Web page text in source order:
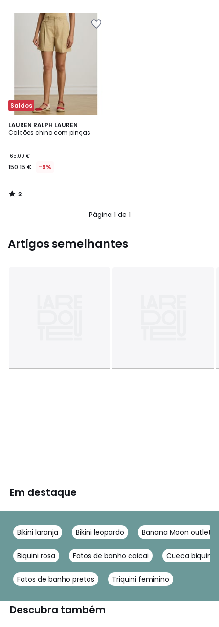
aplicado.
Saldos
LAUREN RALPH LAUREN
Calções chino com pinças
165.00 €
150.15 € -9%
3
/
3
/
Página 1 de 1
Artigos semelhantes
Em destaque
Bikini laranja Bikini leopardo Banana Moon outlet
Biquini rosa Fatos de banho caicai Cueca biquini
Fatos de banho pretos Triquini feminino
Descubra também